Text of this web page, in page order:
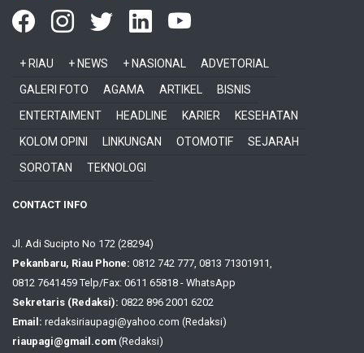
+ RIAU + NEWS + NASIONAL
ADVETORIAL
GALERI FOTO
AGAMA ARTIKEL
BISNIS
ENTERTAIMENT
HEADLINE KARIER
KESEHATAN
KOLOM OPINI
LINKUNGAN OTOMOTIF
SEJARAH
SOROTAN
TEKNOLOGI
CONTACT INFO
Jl. Adi Sucipto No 172 (28294)
Pekanbaru, Riau Phone: 0812 742 777, 0813 71301911,
0812 7641459 Telp/Fax: 0611 65818 - WhatsApp
Sekretaris (Redaksi): 0822 896 2001 6202
Email: redaksiriaupagi@yahoo.com (Redaksi)
riaupagi@gmail.com (Redaksi)